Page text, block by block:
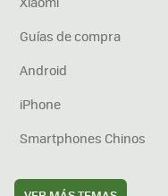
Guías de compra
Android
iPhone
Smartphones Chinos